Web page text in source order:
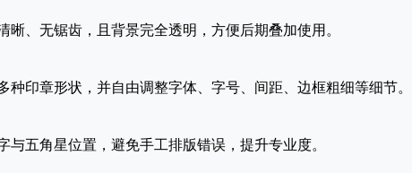
、无锯齿，且背景完全透明，方便后期叠加使用。
印章形状，并自由调整字体、字号、间距、边框粗细等细节。
五角星位置，避免手工排版错误，提升专业度。